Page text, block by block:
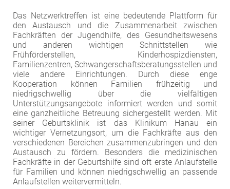
Das Netzwerktreffen ist eine bedeutende Plattform für
den Austausch und die Zusammenarbeit zwischen
Fachkräften der Jugendhilfe, des Gesundheitswesens
und anderen wichtigen Schnittstellen wie
Frühförderstellen, Kinderhospizdiensten,
Familienzentren, Schwangerschaftsberatungsstellen und
viele andere Einrichtungen. Durch diese enge
Kooperation können Familien frühzeitig und
niedrigschwellig über die vielfältigen
Unterstützungsangebote informiert werden und somit
eine ganzheitliche Betreuung sichergestellt werden. Mit
seiner Geburtsklinik ist das Klinikum Hanau ein
wichtiger Vernetzungsort, um die Fachkräfte aus den
verschiedenen Bereichen zusammenzubringen und den
Austausch zu fördern. Besonders die medizinischen
Fachkräfte in der Geburtshilfe sind oft erste Anlaufstelle
für Familien und können niedrigschwellig an passende
Anlaufstellen weitervermitteln.